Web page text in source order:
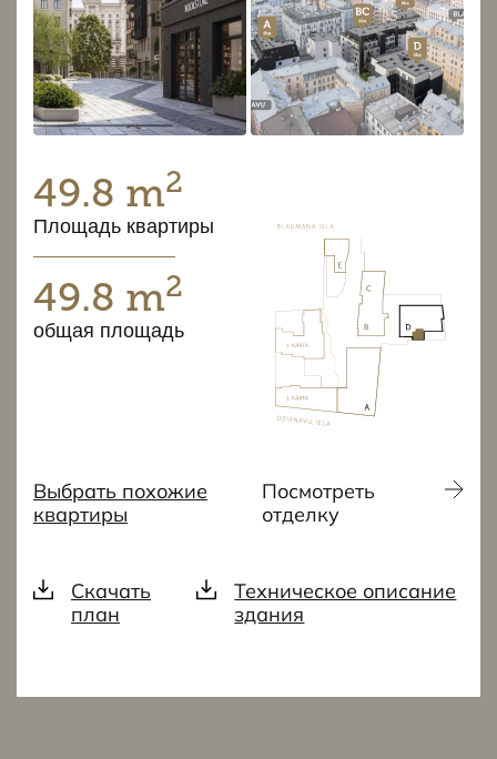
49.8 m2
Площадь квартиры
49.8 m2
общая площадь
Выбрать похожие
квартиры
Посмотреть
отделку
Скачать
план
Техническое описание
здания